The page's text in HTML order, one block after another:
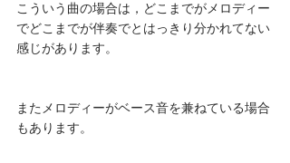
こういう曲の場合は，どこまでがメロディー
でどこまでが伴奏でとはっきり分かれてない
感じがあります。
またメロディーがベース音を兼ねている場合
もあります。